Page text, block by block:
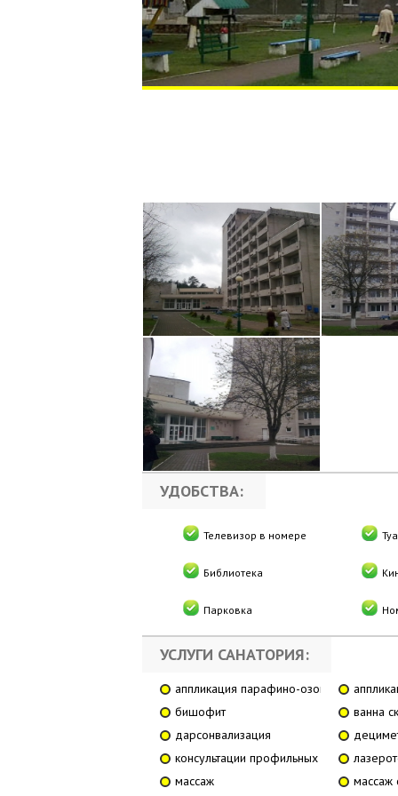
УДОБСТВА:
Телевизор в номере
Библиотека
Парковка
УСЛУГИ САНАТОРИЯ:
аппликация парафино-озокеритиновая
бишофит
ванна
дарсонвализация
консультации профильных специалистов
массаж
массаж